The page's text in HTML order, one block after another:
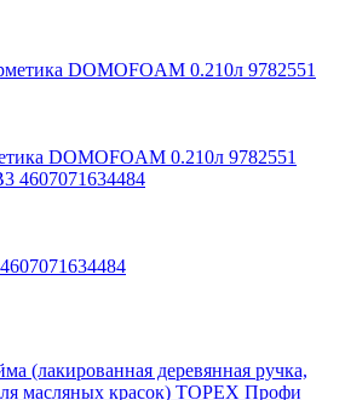
DOMOFOAM 0.210л 9782551